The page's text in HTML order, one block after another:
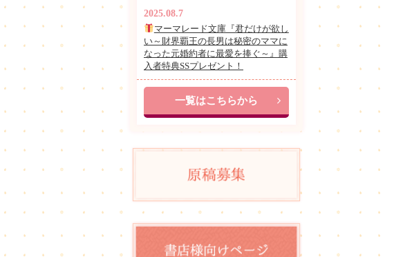
2025.08.7
マーマレード文庫『君だけが欲し
い～財界覇王の長男は秘密のママに
なった元婚約者に最愛を捧ぐ～』購
入者特典SSプレゼント！
一覧はこちらから